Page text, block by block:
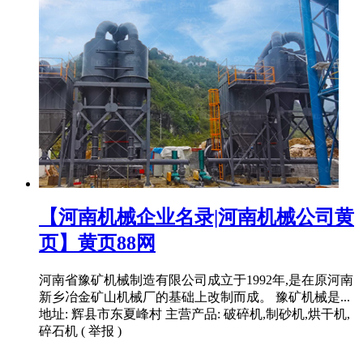
【河南机械企业名录|河南机械公司黄
页】黄页88网
河南省豫矿机械制造有限公司成立于1992年,是在原河南
新乡冶金矿山机械厂的基础上改制而成。 豫矿机械是...
地址: 辉县市东夏峰村 主营产品: 破碎机,制砂机,烘干机,
碎石机 ( 举报 )